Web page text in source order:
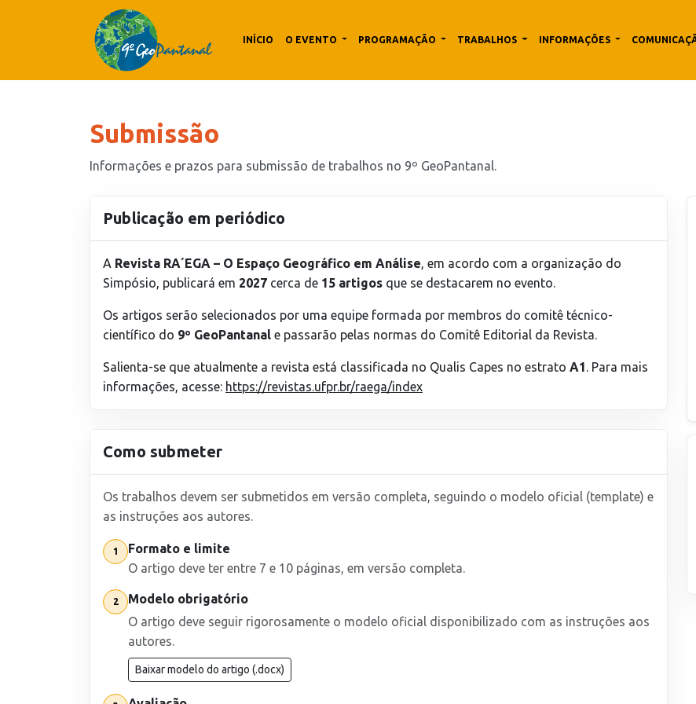
INÍCIO O EVENTO PROGRAMAÇÃO TRABALHOS INFORMAÇÕES
Submissão
Informações e prazos para submissão de trabalhos no 9º GeoPantanal.
Publicação em periódico
A Revista RA´EGA – O Espaço Geográfico em Análise, em acordo com a organização do
Simpósio, publicará em 2027 cerca de 15 artigos que se destacarem no evento.
Os artigos serão selecionados por uma equipe formada por membros do comitê técnico-
científico do 9º GeoPantanal e passarão pelas normas do Comitê Editorial da Revista.
Salienta-se que atualmente a revista está classificada no Qualis Capes no estrato A1. Para mais
informações, acesse: https://revistas.ufpr.br/raega/index
Como submeter
Os trabalhos devem ser submetidos em versão completa, seguindo o modelo oficial (template) e
as instruções aos autores.
1
Formato e limite
O artigo deve ter entre 7 e 10 páginas, em versão completa.
2
Modelo obrigatório
O artigo deve seguir rigorosamente o modelo oficial disponibilizado com as instruções aos
autores.
Baixar modelo do artigo (.docx)